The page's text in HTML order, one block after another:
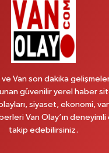
Van son dakika
güvenilir yerel haber
siyaset, ekonomi,
Van Olay’ın deneyimli
takip edebilirsiniz.